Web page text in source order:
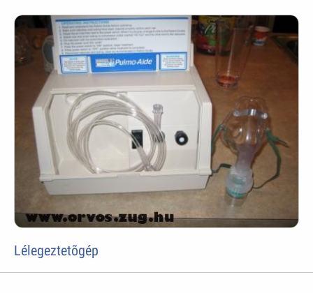
Lélegeztetõgép